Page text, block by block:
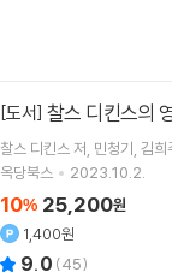
[도서] 찰스 디킨스의
찰스 디킨스 저 민청기 김희
옥당북스
2023.10.2.
10% 25,200원
1,400원
9.0 (45)